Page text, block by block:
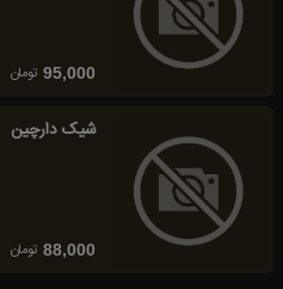
95,000 تومان
شیک دارچین
88,000 تومان